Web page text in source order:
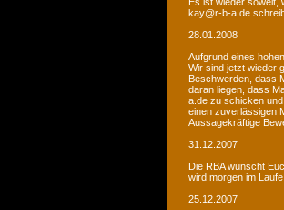
kay@r-b-a.de
28.01.2008
Aufgrund eines
Wir sind jetzt wieder
Beschwerden, dass
daran liegen, dass
a.de zu schicken
einen zuverlässigen
Aussagekräftige
31.12.2007
Die RBA wünscht
wird morgen im
25.12.2007